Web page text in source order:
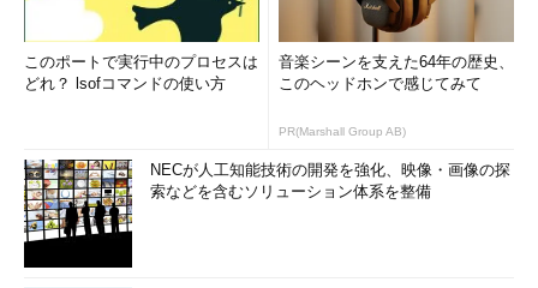
このポートで実行中のプロセスは
どれ？ lsofコマンドの使い方
音楽シーンを支えた64年の歴史、
このヘッドホンで感じてみて
PR(Marshall Group AB)
NECが人工知能技術の開発を強化、映像・画像の探
索などを含むソリューション体系を整備